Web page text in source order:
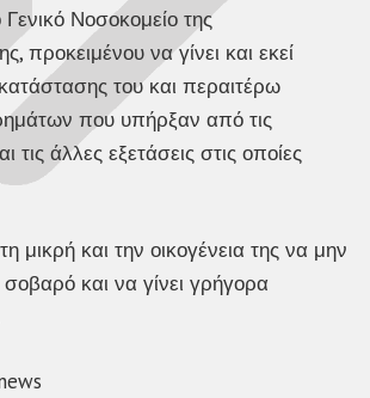
Νοσοκομείο της
προκειμένου να γίνει και εκεί
του και περαιτέρω
που υπήρξαν από τις
τις άλλες εξετάσεις στις οποίες
μικρή και την οικογένεια της να μην
σοβαρό και να γίνει γρήγορα